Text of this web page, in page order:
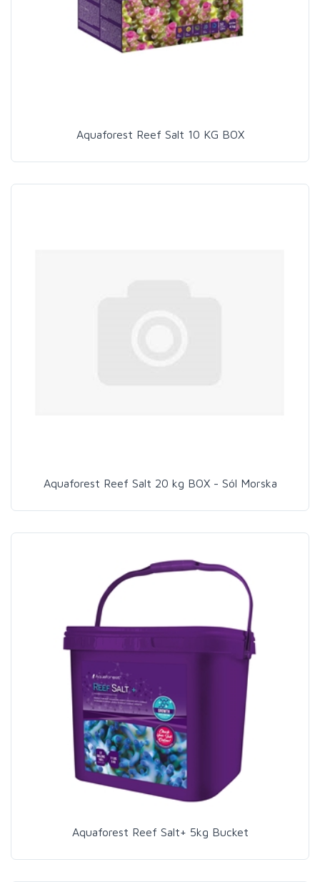
Aquaforest Reef Salt 10 KG BOX
Aquaforest Reef Salt 20 kg BOX - Sól Morska
Aquaforest Reef Salt+ 5kg Bucket